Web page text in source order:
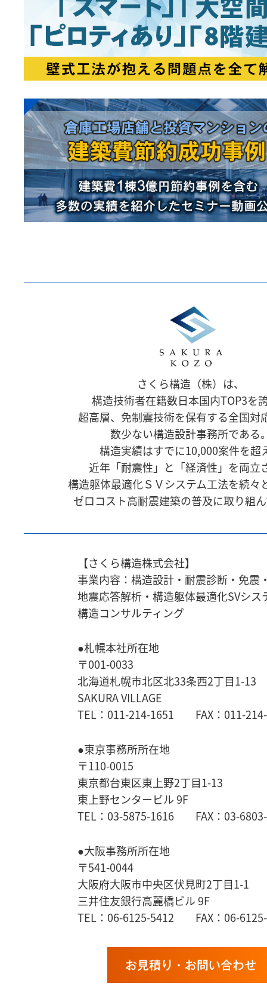
さくら構造（株）は、
構造技術者在籍数日本国内TOP3を
超高層、免制震技術を保有する全国対
数少ない構造設計事務所である
構造実績はすでに10,000案件を超
近年「耐震性」と「経済性」を両立
構造躯体最適化ＳＶシステム工法を続々
ゼロコスト高耐震建築の普及に取り組
【さくら構造株式会社】
事業内容：構造設計・耐震診断・免震
地震応答解析・ 構造躯体最適化SVシス
構造コンサルティング
●札幌本社所在地
〒001-0033
北海道札幌市北区北33条西2丁目1-13
SAKURA VILLAGE
TEL：011-214-1651 FAX：011-
●東京事務所所在地
〒110-0015
東京都台東区東上野2丁目1-13
東上野センタービル 9F
TEL：03-5875-1616 FAX：03-
●大阪事務所所在地
〒541-0044
大阪府大阪市中央区伏見町2丁目1-1
三井住友銀行高麗橋ビル 9F
TEL：06-6125-5412 FAX：06-
お見積り・お問い合わせ